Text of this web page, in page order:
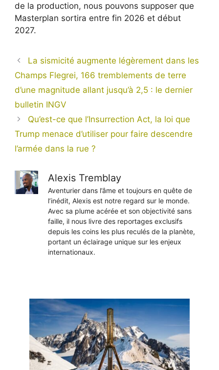
de la production, nous pouvons supposer que
Masterplan sortira entre fin 2026 et début
2027.
La sismicité augmente légèrement dans les
Champs Flegrei, 166 tremblements de terre
d’une magnitude allant jusqu’à 2,5 : le dernier
bulletin INGV
Qu’est-ce que l’Insurrection Act, la loi que
Trump menace d’utiliser pour faire descendre
l’armée dans la rue ?
Alexis Tremblay
Aventurier dans l’âme et toujours en quête de
l’inédit, Alexis est notre regard sur le monde.
Avec sa plume acérée et son objectivité sans
faille, il nous livre des reportages exclusifs
depuis les coins les plus reculés de la planète,
portant un éclairage unique sur les enjeux
internationaux.